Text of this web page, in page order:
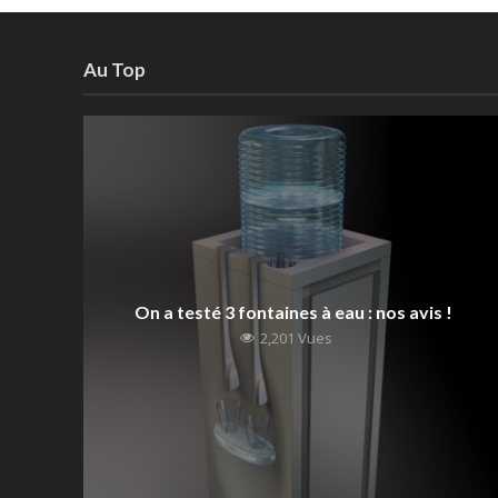
Au Top
On a testé 3 fontaines à eau : nos avis !
2,201 Vues